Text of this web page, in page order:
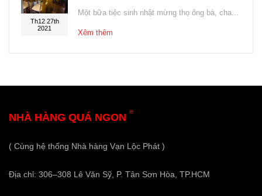
Th12 27th
2021
Một bữa tiệc sinh nhật mừng thọ ông bà, cha...
Xêm thêm
NHÀ HÀNG QUÁ NGON ®
( Cùng hệ thống Nhà hàng Vạn Lộc Phát )
Địa chỉ: 306–308 Lê Văn Sỹ, P. Tân Sơn Hòa, TP.HCM